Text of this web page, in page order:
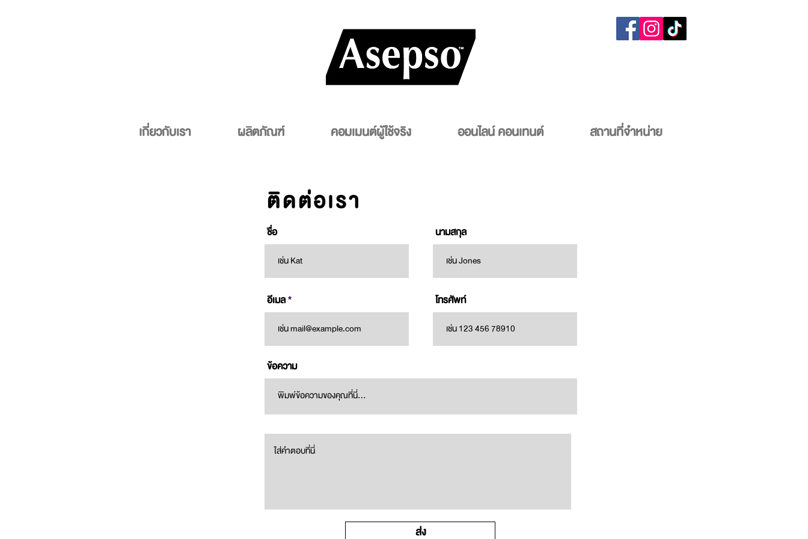
เกี่ยวกับเรา ผลิตภัณฑ์ คอมเมนต์ผู้ใช้จริง ออนไลน์ คอนเทนต์ สถานที่จำหน่าย
ติดต่อเรา
ชื่อ
อีเมล
นามสกุล
โทรศัพท์
ข้อความ
ส่ง